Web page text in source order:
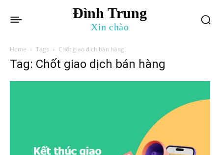
Đình Trung
Xin chào
Home Tags Chốt giao dịch bán hàng
Tag: Chốt giao dịch bán hàng